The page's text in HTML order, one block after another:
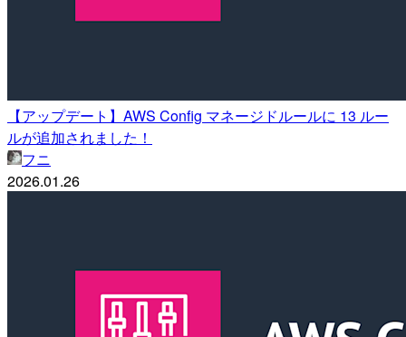
【アップデート】AWS Config マネージドルールに 13 ルー
ルが追加されました！
フニ
2026.01.26